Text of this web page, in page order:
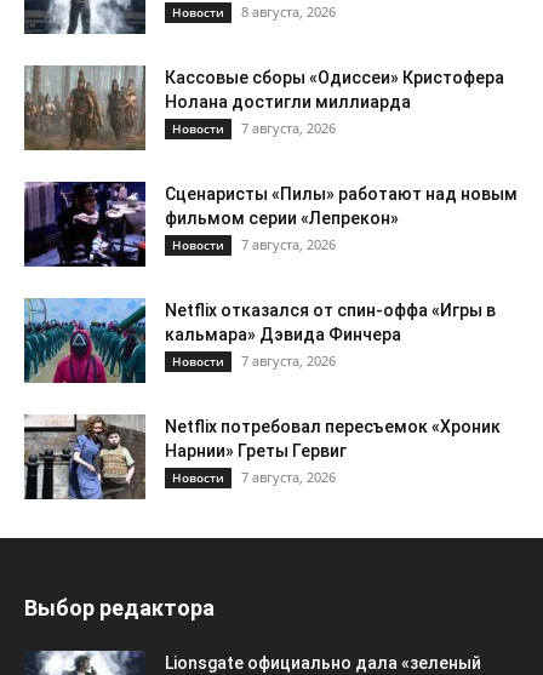
Новости 8 августа, 2026
Кассовые сборы «Одиссеи» Кристофера
Нолана достигли миллиарда
Новости 7 августа, 2026
Сценаристы «Пилы» работают над новым
фильмом серии «Лепрекон»
Новости 7 августа, 2026
Netflix отказался от спин-оффа «Игры в
кальмара» Дэвида Финчера
Новости 7 августа, 2026
Netflix потребовал пересъемок «Хроник
Нарнии» Греты Гервиг
Новости 7 августа, 2026
Выбор редактора
Lionsgate официально дала «зеленый